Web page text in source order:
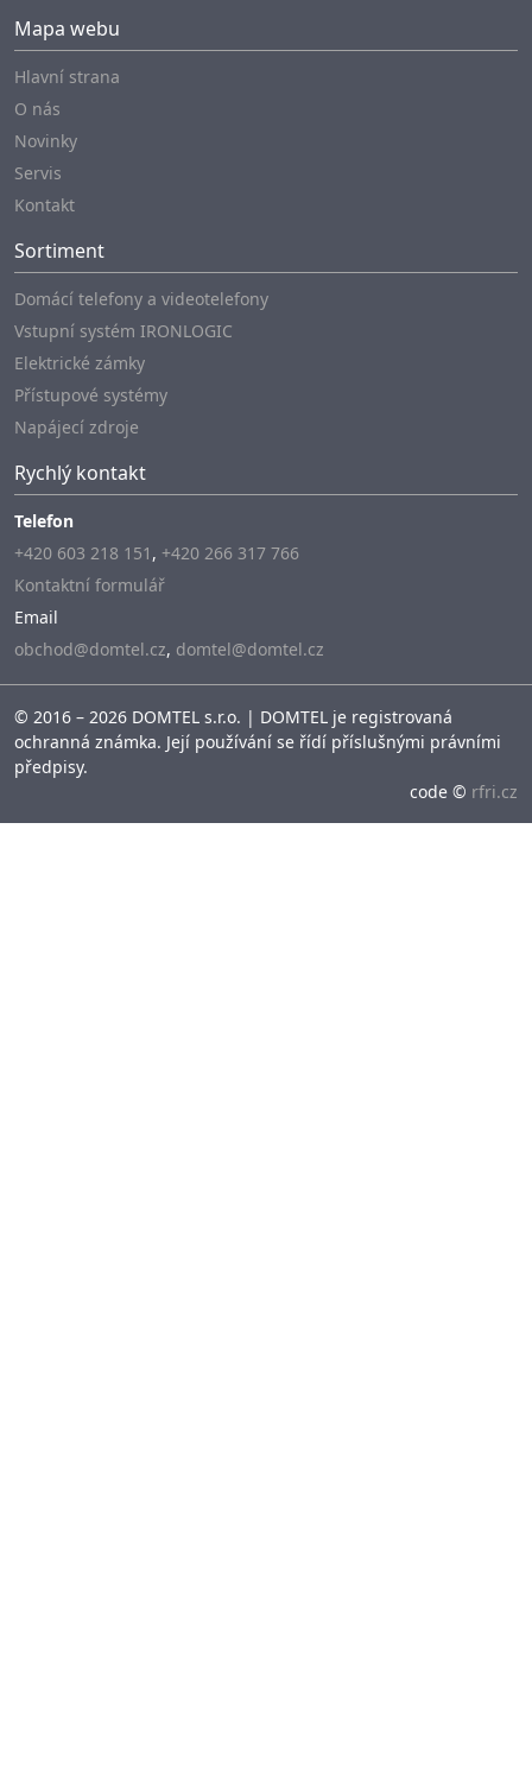
Mapa webu
Hlavní strana
O nás
Novinky
Servis
Kontakt
Sortiment
Domácí telefony a videotelefony
Vstupní systém IRONLOGIC
Elektrické zámky
Přístupové systémy
Napájecí zdroje
Rychlý kontakt
Telefon
+420 603 218 151 , +420 266 317 766
Kontaktní formulář
Email
obchod@domtel.cz, domtel@domtel.cz
© 2016 – 2026 DOMTEL s.r.o. | DOMTEL je registrovaná
ochranná známka. Její používání se řídí příslušnými právními
předpisy.
code © rfri.cz